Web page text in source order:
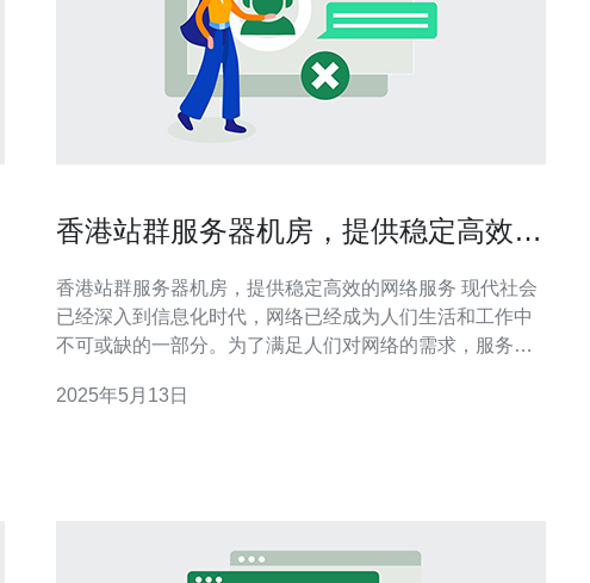
香港站群服务器机房，提供稳定高效的
香港站群服务器机房，提供稳定高效的网络服务 现代社会
已经深入到信息化时代，网络已经成为人们生活和工作中
不可或缺的一部分。为了满足人们对网络的需求，服务器
备和稳定高效的网络服务而闻名，为用户提供了极好的体
2025年5月13日